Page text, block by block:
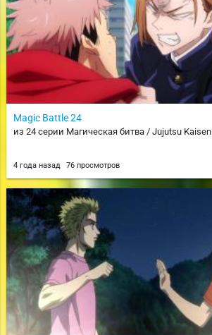
Magic Battle 24
из 24 серии Магическая битва / Jujutsu Kaisen
4 года назад 76 просмотров